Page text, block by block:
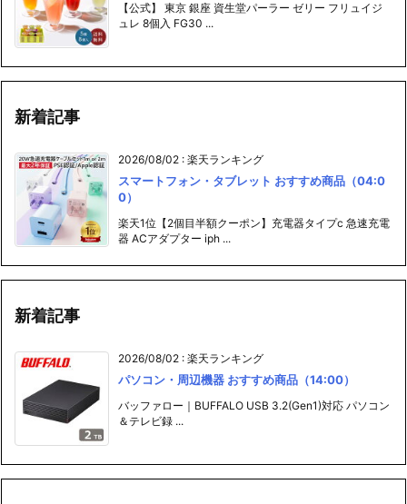
【公式】 東京 銀座 資生堂パーラー ゼリー フリュイジ
ュレ 8個入 FG30 ...
新着記事
2026/08/02 : 楽天ランキング
スマートフォン・タブレット おすすめ商品（04:0
0）
楽天1位【2個目半額クーポン】充電器タイプc 急速充電
器 ACアダプター iph ...
新着記事
2026/08/02 : 楽天ランキング
パソコン・周辺機器 おすすめ商品（14:00）
バッファロー｜BUFFALO USB 3.2(Gen1)対応 パソコン
＆テレビ録 ...